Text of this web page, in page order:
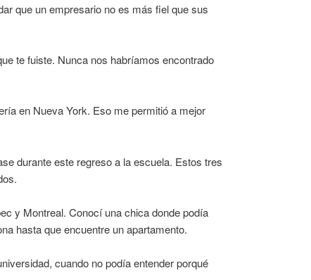
que un empresario no es más fiel que sus
te fuiste. Nunca nos habríamos encontrado
en Nueva York. Eso me permitió a mejor
durante este regreso a la escuela. Estos tres
y Montreal. Conocí una chica donde podía
hasta que encuentre un apartamento.
cuando no podía entender porqué